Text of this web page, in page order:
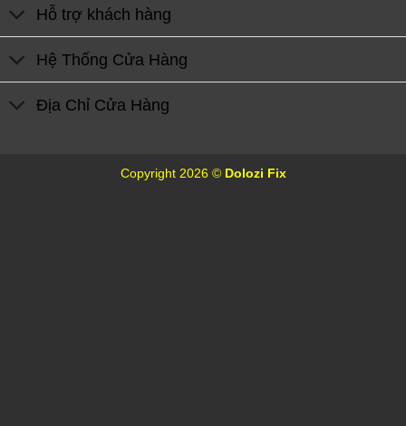
Hỗ trợ khách hàng
Hệ Thống Cửa Hàng
Địa Chỉ Cửa Hàng
Copyright 2026 © Dolozi Fix